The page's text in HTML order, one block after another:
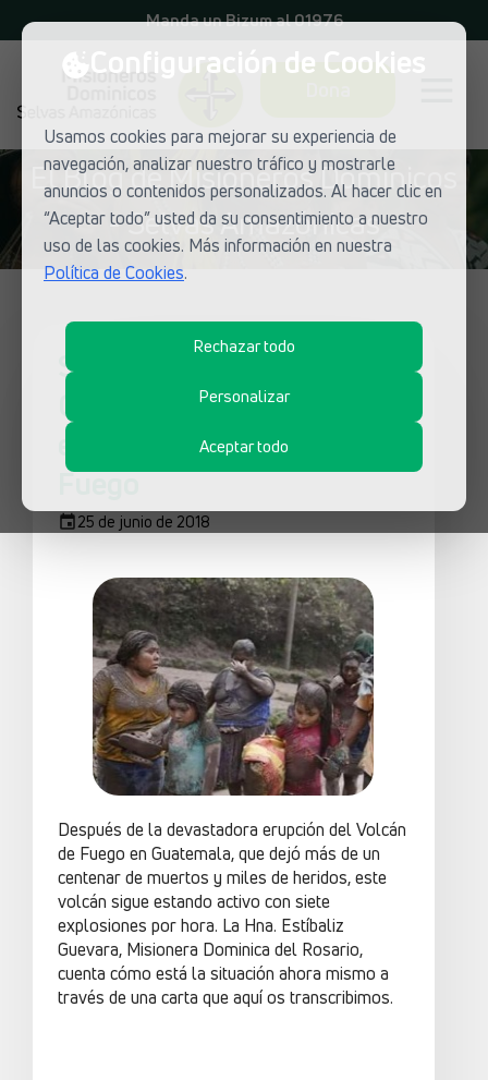
Configuración de Cookies
Usamos cookies para mejorar su experiencia de
navegación, analizar nuestro tráfico y mostrarle
anuncios o contenidos personalizados. Al hacer clic en
“Aceptar todo” usted da su consentimiento a nuestro
uso de las cookies. Más información en nuestra
Política de Cookies.
Rechazar todo
Personalizar
Aceptar todo
Manda un Bizum al 01976
El Blog de Misioneros Dominicos
- Selvas Amazónicas
Solicitan ayudada desde
Guatemala después de la
explosión del Volcán de
Fuego
25 de junio de 2018
Después de la devastadora erupción del Volcán
de Fuego en Guatemala, que dejó más de un
centenar de muertos y miles de heridos, este
volcán sigue estando activo con siete
explosiones por hora. La Hna. Estíbaliz
Guevara, Misionera Dominica del Rosario,
cuenta cómo está la situación ahora mismo a
través de una carta que aquí os transcribimos.